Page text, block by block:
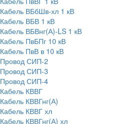
Кабель ВБбШв-хл 1 кВ
Кабель ВБВ 1 кВ
Кабель ВБВнг(А)-LS 1 кВ
Кабель ПвБПг 10 кВ
Кабель ПвВ в 10 кВ
Провод СИП-2
Провод СИП-3
Провод СИП-4
Кабель КВВГ
Кабель КВВГнг(А)
Кабель КВВГ хл
Кабель КВВГнг(А) хл